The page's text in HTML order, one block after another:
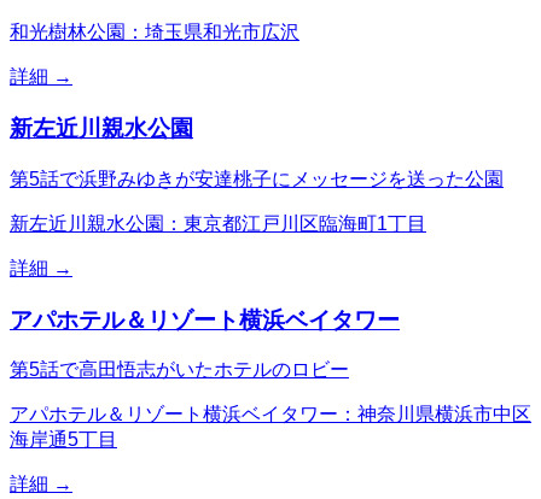
和光樹林公園：埼玉県和光市広沢
詳細 →
新左近川親水公園
第5話で浜野みゆきが安達桃子にメッセージを送った公園
新左近川親水公園：東京都江戸川区臨海町1丁目
詳細 →
アパホテル＆リゾート横浜ベイタワー
第5話で高田悟志がいたホテルのロビー
アパホテル＆リゾート横浜ベイタワー：神奈川県横浜市中区
海岸通5丁目
詳細 →